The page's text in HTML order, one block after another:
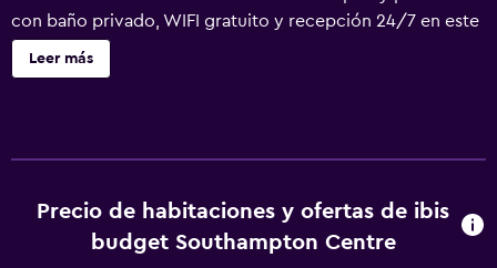
con baño privado, WIFI gratuito y recepción 24/7 en este
moderno hotel económico de Southampton. Junto a la
estación central de tren y con aparcamiento, es un punto
Leer más
Precio de habitaciones y ofertas de ibis
budget Southampton Centre